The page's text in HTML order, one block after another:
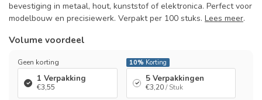
bevestiging in metaal, hout, kunststof of elektronica. Perfect voor
modelbouw en precisiewerk. Verpakt per 100 stuks. Lees meer.
Volume voordeel
Geen korting
1 Verpakking
€3,55
10% Korting
5 Verpakkingen
€3,20/ Stuk